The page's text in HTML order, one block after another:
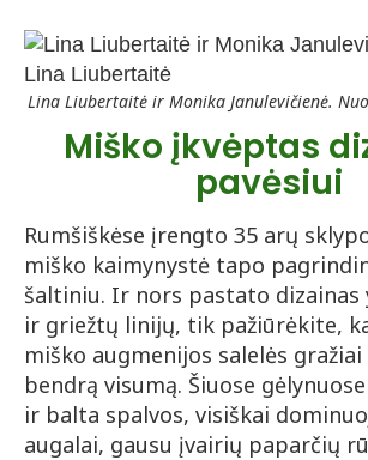
Lina Liubertaitė ir Monika Janulevičienė.
Miško įkvėptas
pavėsiui
Rumšiškėse įrengto 35 arų
miško kaimynystė tapo
šaltiniu. Ir nors pastato dizainas
ir griežtų linijų, tik pažiūrėkite,
miško augmenijos salelės
bendrą visumą. Šiuose
ir balta spalvos, visiškai
augalai, gausu įvairių paparčių